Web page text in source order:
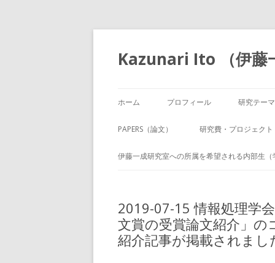
Kazunari Ito （伊藤
ホーム プロフィール 研究テーマ
PAPERS（論文） 研究費・プロジェク
伊藤一成研究室への所属を希望される内部生
2019-07-15 情報処理学
文賞の受賞論文紹介」
紹介記事が掲載されまし